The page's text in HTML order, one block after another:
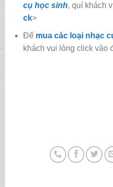
cụ học sinh, quí khách
ck>
Để mua các loại nhạc
khách vui lòng click vào